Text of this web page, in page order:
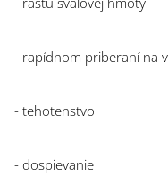
- rapídnom priberaní na
- tehotenstvo
- dospievanie